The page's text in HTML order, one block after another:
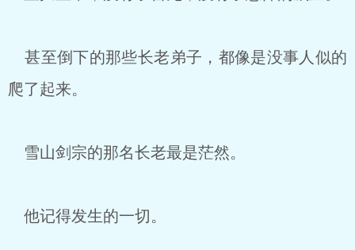
甚至倒下的那些长老弟子，都像是没事人似的
爬了起来。
雪山剑宗的那名长老最是茫然。
他记得发生的一切。